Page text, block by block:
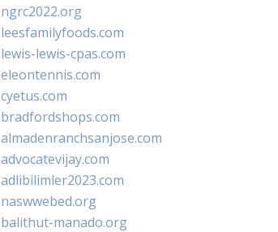
ngrc2022.org
leesfamilyfoods.com
lewis-lewis-cpas.com
eleontennis.com
cyetus.com
bradfordshops.com
almadenranchsanjose.com
advocatevijay.com
adlibilimler2023.com
naswwebed.org
balithut-manado.org